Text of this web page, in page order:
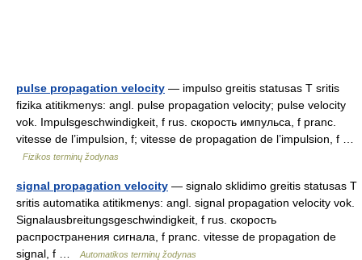
pulse propagation velocity — impulso greitis statusas T sritis
fizika atitikmenys: angl. pulse propagation velocity; pulse velocity
vok. Impulsgeschwindigkeit, f rus. скорость импульса, f pranc.
vitesse de l’impulsion, f; vitesse de propagation de l’impulsion, f …
Fizikos terminų žodynas
signal propagation velocity — signalo sklidimo greitis statusas T
sritis automatika atitikmenys: angl. signal propagation velocity vok.
Signalausbreitungsgeschwindigkeit, f rus. скорость
распространения сигнала, f pranc. vitesse de propagation de
signal, f …
Automatikos terminų žodynas